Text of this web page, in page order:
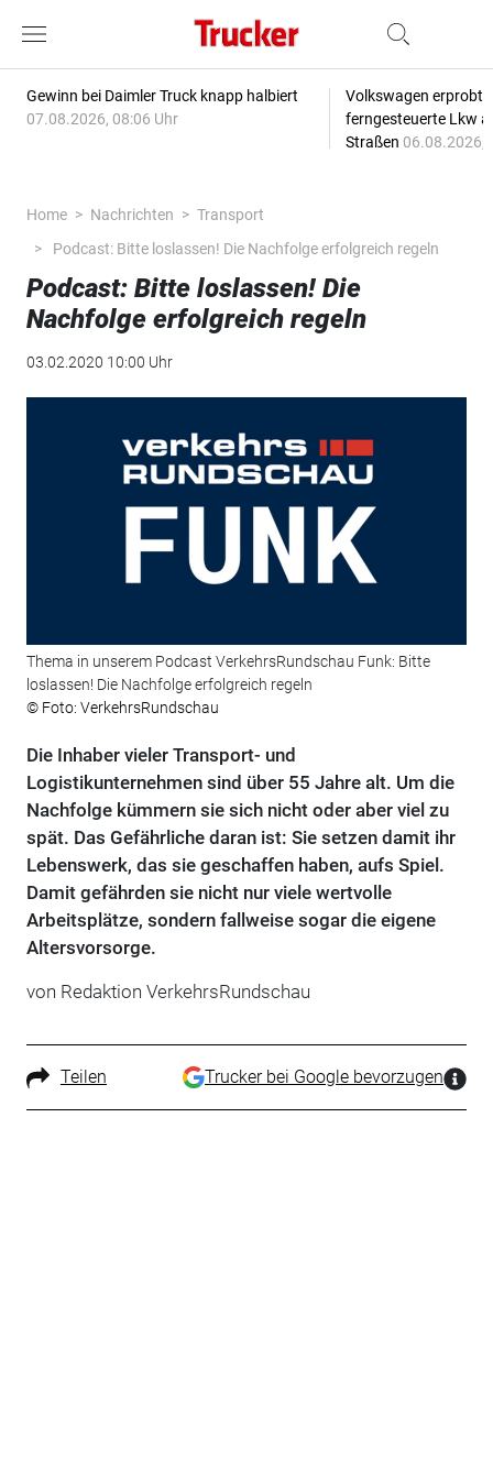
Gewinn bei Daimler Truck knapp halbiert
07.08.2026, 08:06 Uhr
Volkswagen erprobt
ferngesteuerte Lkw
Straßen 06.08.2026,
Home Nachrichten
Transport
Podcast: Bitte loslassen! Die Nachfolge erfolgreich regeln
Podcast: Bitte loslassen! Die
Nachfolge erfolgreich regeln
03.02.2020 10:00 Uhr
Thema in unserem Podcast VerkehrsRundschau Funk: Bitte
loslassen! Die Nachfolge erfolgreich regeln
© Foto: VerkehrsRundschau
Die Inhaber vieler Transport- und
Logistikunternehmen sind über 55 Jahre alt. Um die
Nachfolge kümmern sie sich nicht oder aber viel zu
spät. Das Gefährliche daran ist: Sie setzen damit ihr
Lebenswerk, das sie geschaffen haben, aufs Spiel.
Damit gefährden sie nicht nur viele wertvolle
Arbeitsplätze, sondern fallweise sogar die eigene
Altersvorsorge.
von Redaktion VerkehrsRundschau
Teilen Trucker bei Google bevorzugen